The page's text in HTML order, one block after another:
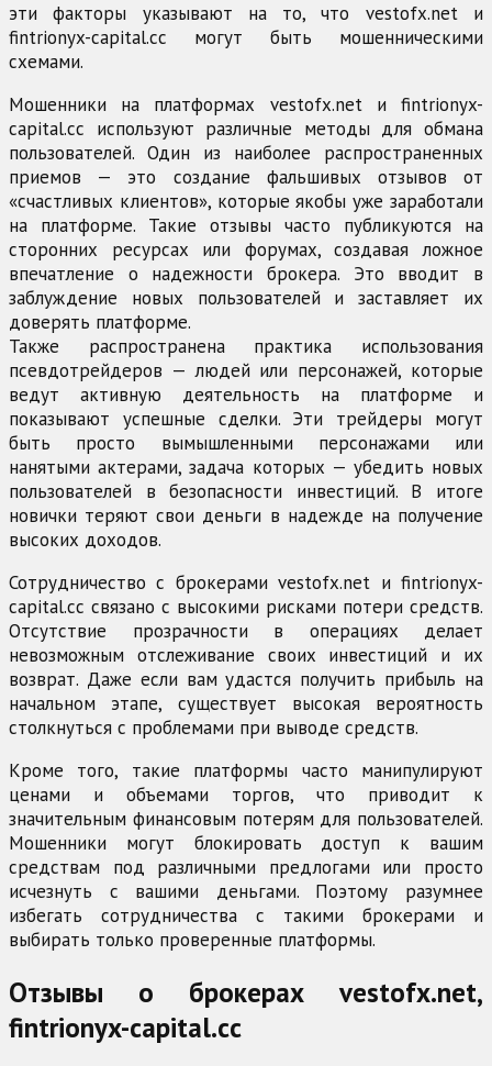
эти факторы указывают на то, что vestofx.net и
fintrionyx-capital.cc могут быть мошенническими
схемами.
Мошенники на платформах vestofx.net и fintrionyx-
capital.cc используют различные методы для обмана
пользователей. Один из наиболее распространенных
приемов — это создание фальшивых отзывов от
«счастливых клиентов», которые якобы уже заработали
на платформе. Такие отзывы часто публикуются на
сторонних ресурсах или форумах, создавая ложное
впечатление о надежности брокера. Это вводит в
заблуждение новых пользователей и заставляет их
доверять платформе.
Также распространена практика использования
псевдотрейдеров — людей или персонажей, которые
ведут активную деятельность на платформе и
показывают успешные сделки. Эти трейдеры могут
быть просто вымышленными персонажами или
нанятыми актерами, задача которых — убедить новых
пользователей в безопасности инвестиций. В итоге
новички теряют свои деньги в надежде на получение
высоких доходов.
Сотрудничество с брокерами vestofx.net и fintrionyx-
capital.cc связано с высокими рисками потери средств.
Отсутствие прозрачности в операциях делает
невозможным отслеживание своих инвестиций и их
возврат. Даже если вам удастся получить прибыль на
начальном этапе, существует высокая вероятность
столкнуться с проблемами при выводе средств.
Кроме того, такие платформы часто манипулируют
ценами и объемами торгов, что приводит к
значительным финансовым потерям для пользователей.
Мошенники могут блокировать доступ к вашим
средствам под различными предлогами или просто
исчезнуть с вашими деньгами. Поэтому разумнее
избегать сотрудничества с такими брокерами и
выбирать только проверенные платформы.
Отзывы о брокерах vestofx.net,
fintrionyx-capital.cc